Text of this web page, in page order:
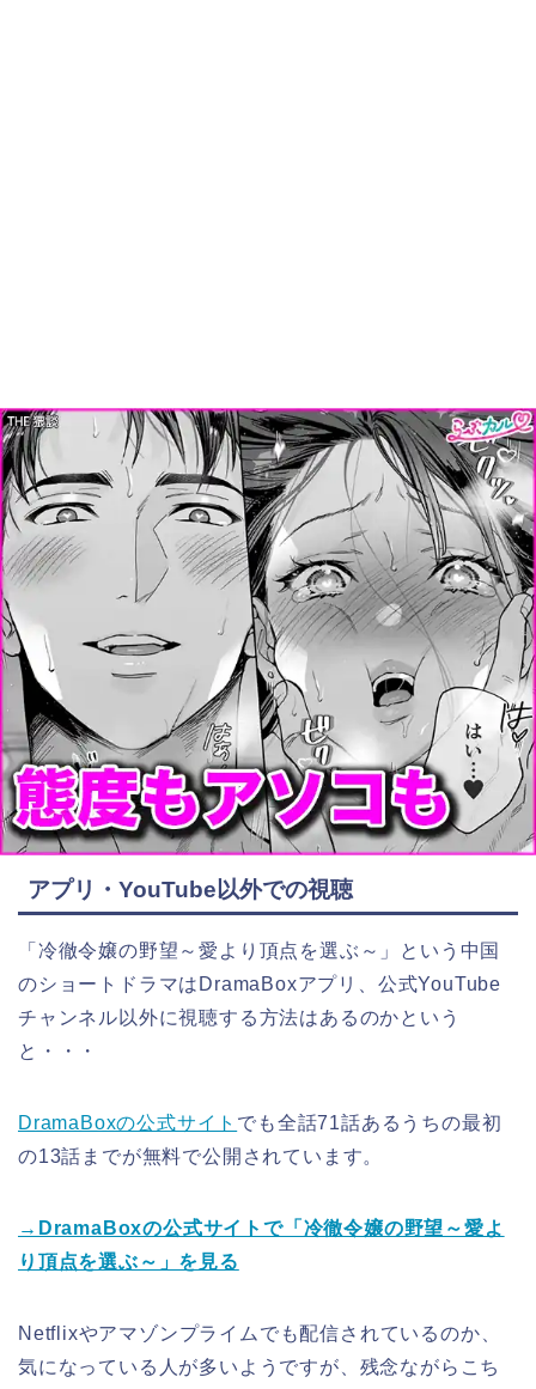
アプリ・YouTube以外での視聴
「冷徹令嬢の野望～愛より頂点を選ぶ～」という中国
のショートドラマはDramaBoxアプリ、公式YouTube
チャンネル以外に視聴する方法はあるのかという
と・・・
DramaBoxの公式サイト でも全話71話あるうちの最初
の13話までが無料で公開されています。
→DramaBoxの公式サイトで「冷徹令嬢の野望～愛よ
り頂点を選ぶ～」を見る
Netflixやアマゾンプライムでも配信されているのか、
気になっている人が多いようですが、残念ながらこち